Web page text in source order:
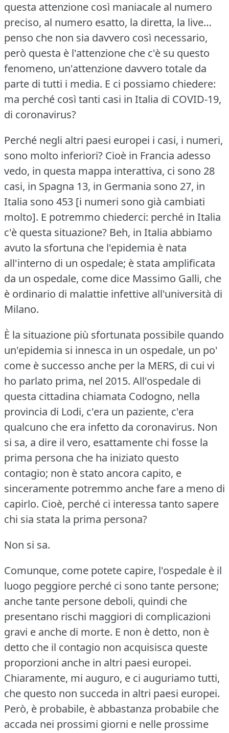
questa attenzione così maniacale al numero
preciso, al numero esatto, la diretta, la live…
penso che non sia davvero così necessario,
però questa è l'attenzione che c'è su questo
fenomeno, un'attenzione davvero totale da
parte di tutti i media. E ci possiamo chiedere:
ma perché così tanti casi in Italia di COVID-19,
di coronavirus?
Perché negli altri paesi europei i casi, i numeri,
sono molto inferiori? Cioè in Francia adesso
vedo, in questa mappa interattiva, ci sono 28
casi, in Spagna 13, in Germania sono 27, in
Italia sono 453 [i numeri sono già cambiati
molto]. E potremmo chiederci: perché in Italia
c'è questa situazione? Beh, in Italia abbiamo
avuto la sfortuna che l'epidemia è nata
all'interno di un ospedale; è stata amplificata
da un ospedale, come dice Massimo Galli, che
è ordinario di malattie infettive all'università di
Milano.
È la situazione più sfortunata possibile quando
un'epidemia si innesca in un ospedale, un po'
come è successo anche per la MERS, di cui vi
ho parlato prima, nel 2015. All'ospedale di
questa cittadina chiamata Codogno, nella
provincia di Lodi, c'era un paziente, c'era
qualcuno che era infetto da coronavirus. Non
si sa, a dire il vero, esattamente chi fosse la
prima persona che ha iniziato questo
contagio; non è stato ancora capito, e
sinceramente potremmo anche fare a meno di
capirlo. Cioè, perché ci interessa tanto sapere
chi sia stata la prima persona?
Non si sa.
Comunque, come potete capire, l'ospedale è il
luogo peggiore perché ci sono tante persone;
anche tante persone deboli, quindi che
presentano rischi maggiori di complicazioni
gravi e anche di morte. E non è detto, non è
detto che il contagio non acquisisca queste
proporzioni anche in altri paesi europei.
Chiaramente, mi auguro, e ci auguriamo tutti,
che questo non succeda in altri paesi europei.
Però, è probabile, è abbastanza probabile che
accada nei prossimi giorni e nelle prossime